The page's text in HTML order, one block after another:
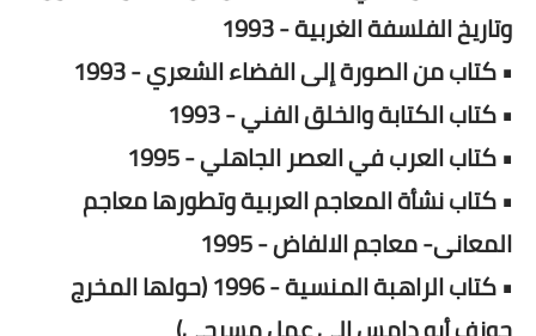
وتاريخ الفلسفة الغربية - 1993
• كتاب من الصورة إلى الفضاء الشعري - 1993
• كتاب الكتابة والخلق الفني - 1993
• كتاب العرب في العصر الجاهلي - 1995
• كتاب نشأة المعاجم العربية وتطورها معاجم
المعانى- معاجم الالفاض - 1995
• كتاب الراهبة المنسية - 1996 (حولها المخرج